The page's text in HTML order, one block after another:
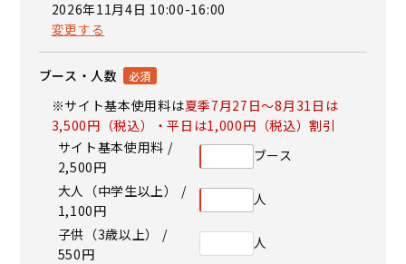
2026年11月4日 10:00-16:00
変更する
ブース・人数
※サイト基本使用料は夏季7月27日～8月31日は
3,500円（税込）・平日は1,000円（税込）割引
サイト基本使用料 /
2,500円
ブース
大人（中学生以上） /
1,100円
人
子供（3歳以上） /
550円
人